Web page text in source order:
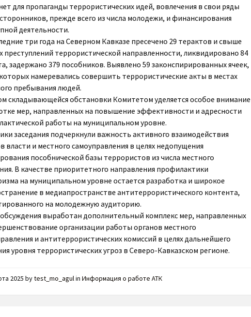
для пропаганды террористических идей, вовлечения в свои ряды
прежде всего из числа молодежи, и финансирования
деятельности.
три года на Северном Кавказе пресечено 29 терактов и свыше
преступлений террористической направленности, ликвидировано 84
задержано 379 пособников. Выявлено 59 законспирированных ячеек,
намеревались совершить террористические акты в местах
пребывания людей.
складывающейся обстановки Комитетом уделяется особое внимание
мер, направленных на повышение эффективности и адресности
работы на муниципальном уровне.
заседания подчеркнули важность активного взаимодействия
власти и местного самоуправления в целях недопущения
пособнической базы террористов из числа местного
В качестве приоритетного направления профилактики
на муниципальном уровне остается разработка и широкое
в медиапространстве антитеррористического контента,
на молодежную аудиторию.
выработан дополнительный комплекс мер, направленных
организации работы органов местного
и антитеррористических комиссий в целях дальнейшего
уровня террористических угроз в Северо-Кавказском регионе.
2025bytest_mo_agulinИнформация о работе АТК